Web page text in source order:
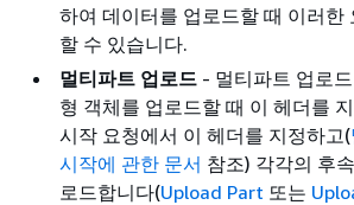
하여 데이터를 업로드할 때 이러한
할 수 있습니다.
멀티파트 업로드 - 멀티파트 업로
형 객체를 업로드할 때 이 헤더를
시작 요청에서 이 헤더를 지정하고(
시작에 관한 문서 참조) 각각의 후
로드합니다(Upload Part 또는